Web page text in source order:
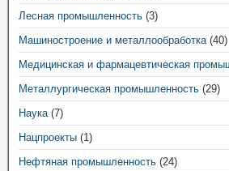
Лесная промышленность (3)
Машиностроение и металлообработка(40)
Медицинская и фармацевтическая
Металлургическая промышленность (29)
Наука(7)
Нацпроекты (1)
Нефтяная промышленность (24)